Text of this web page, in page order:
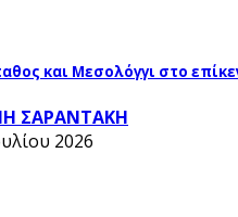
και Μεσολόγγι στο
ΣΑΡΑΝΤΑΚΗ
2026